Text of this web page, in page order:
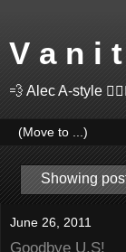
V a n i
💨 Alec A-style
Showing
June 26, 2011
Goodbye U.S!